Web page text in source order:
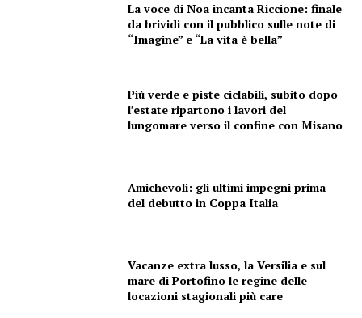
La voce di Noa incanta Riccione: finale
da brividi con il pubblico sulle note di
“Imagine” e “La vita è bella”
Più verde e piste ciclabili, subito dopo
l’estate ripartono i lavori del
lungomare verso il confine con Misano
Amichevoli: gli ultimi impegni prima
del debutto in Coppa Italia
Vacanze extra lusso, la Versilia e sul
mare di Portofino le regine delle
locazioni stagionali più care